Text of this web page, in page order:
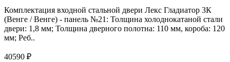
Комплектация входной стальной двери Лекс Гладиатор 3К
(Венге / Венге) - панель №21: Толщина холоднокатаной стали
двери: 1,8 мм; Толщина дверного полотна: 110 мм, короба: 120
мм; Реб..
40590 ₽